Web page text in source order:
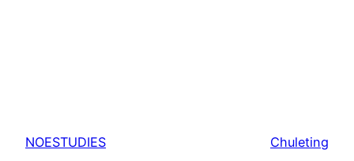
NOESTUDIES Chuleting